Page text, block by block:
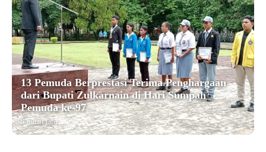
13 Pemuda Berprestasi Terima Penghargaan
dari Bupati Zulkarnain di Hari Sumpah
Pemuda ke-97
9 bulan lalu